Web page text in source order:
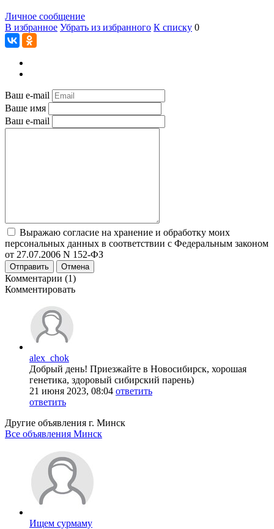
Личное сообщение
В избранное Убрать из избранного К списку 0
Ваш e-mail
Ваше имя
Ваш e-mail
Выражаю согласие на хранение и обработку моих
персональных данных в соответствии с Федеральным законом
от 27.07.2006 N 152-ФЗ
Отправить Отмена
Комментарии (1)
Комментировать
alex_chok
Добрый день! Приезжайте в Новосибирск, хорошая
генетика, здоровый сибирский парень)
21 июня 2023, 08:04 ответить
ответить
Другие объявления г. Минск
Все объявления Минск
Ищем сурмаму